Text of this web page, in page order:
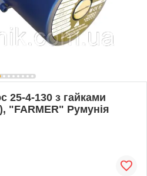
25-4-130 з гайками
"FARMER" Румунія